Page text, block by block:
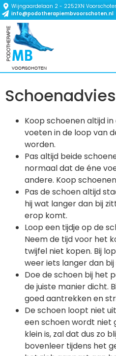
Wijngaardelaan 2 - 2252XN
info@podotherapiembvoorschoten.nl
Schoenadvies
Koop schoenen altijd
voeten in de loop van
worden.
Pas altijd beide
normaal dat de éne
andere. Koop
Pas de schoen altijd
hij wat langer dan bij
erop komt.
Loop een tijdje op de
Neem de tijd voor het
twijfel niet kopen. Bij
weer iets langer dan bij
Doe de schoen bij het
de juiste manier dicht.
goed aantrekken en
De schoen loopt niet
een schoen wordt niet
klein is, zal dat dus zo
bovenleer tijdens het